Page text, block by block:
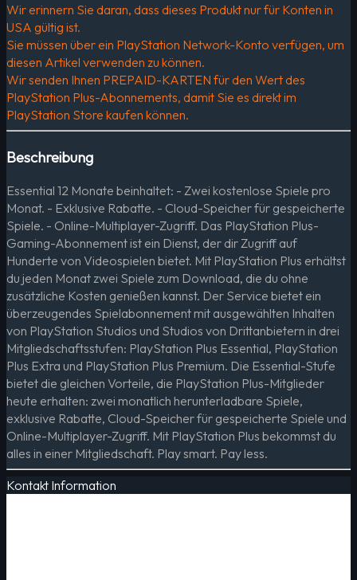
Wir erinnern Sie daran, dass dieses Produkt nur für Konten in
USA gültig ist.
Sie müssen über ein PlayStation Network-Konto verfügen, um
diesen Artikel verwenden zu können.
Wir senden Ihnen PREPAID-KARTEN für den Wert des
PlayStation Plus-Abonnements, damit Sie es direkt im
PlayStation Store kaufen können.
Beschreibung
Essential 12 Monate beinhaltet: - Zwei kostenlose Spiele pro
Monat. - Exklusive Rabatte. - Cloud-Speicher für gespeicherte
Spiele. - Online-Multiplayer-Zugriff. Das PlayStation Plus-
Gaming-Abonnement ist ein Dienst, der dir Zugriff auf
Hunderte von Videospielen bietet. Mit PlayStation Plus erhältst
du jeden Monat zwei Spiele zum Download, die du ohne
zusätzliche Kosten genießen kannst. Der Service bietet ein
überzeugendes Spielabonnement mit ausgewählten Inhalten
von PlayStation Studios und Studios von Drittanbietern in drei
Mitgliedschaftsstufen: PlayStation Plus Essential, PlayStation
Plus Extra und PlayStation Plus Premium. Die Essential-Stufe
bietet die gleichen Vorteile, die PlayStation Plus-Mitglieder
heute erhalten: zwei monatlich herunterladbare Spiele,
exklusive Rabatte, Cloud-Speicher für gespeicherte Spiele und
Online-Multiplayer-Zugriff. Mit PlayStation Plus bekommst du
alles in einer Mitgliedschaft. Play smart. Pay less.
Kontakt Information